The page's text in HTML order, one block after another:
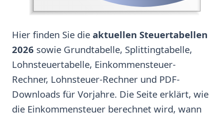
Hier finden Sie die aktuellen Steuertabellen
2026 sowie Grundtabelle, Splittingtabelle,
Lohnsteuertabelle, Einkommensteuer-
Rechner, Lohnsteuer-Rechner und PDF-
Downloads für Vorjahre. Die Seite erklärt, wie
die Einkommensteuer berechnet wird, wann